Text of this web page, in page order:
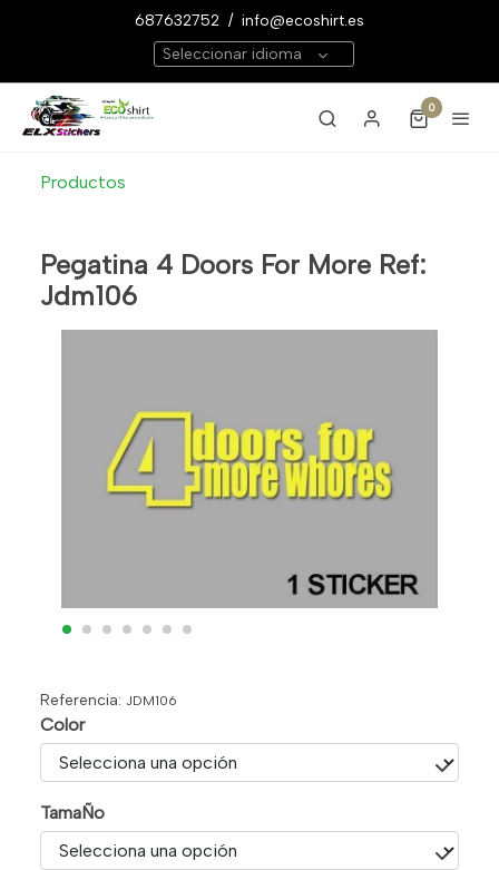
687632752 / info@ecoshirt.es
Seleccionar idioma
0
Productos
Pegatina 4 Doors For More Ref:
Jdm106
Referencia: JDM106
Color
TamaÑo